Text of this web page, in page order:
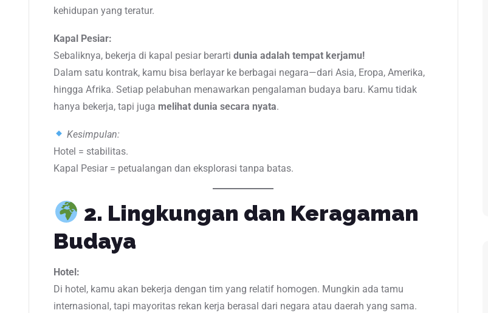
kehidupan yang teratur.
Kapal Pesiar:
Sebaliknya, bekerja di kapal pesiar berarti dunia adalah tempat kerjamu!
Dalam satu kontrak, kamu bisa berlayar ke berbagai negara—dari Asia, Eropa, Amerika,
hingga Afrika. Setiap pelabuhan menawarkan pengalaman budaya baru. Kamu tidak
hanya bekerja, tapi juga melihat dunia secara nyata.
Kesimpulan:
Hotel = stabilitas.
Kapal Pesiar = petualangan dan eksplorasi tanpa batas.
2. Lingkungan dan Keragaman
Budaya
Hotel:
Di hotel, kamu akan bekerja dengan tim yang relatif homogen. Mungkin ada tamu
internasional, tapi mayoritas rekan kerja berasal dari negara atau daerah yang sama.